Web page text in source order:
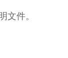
文件。